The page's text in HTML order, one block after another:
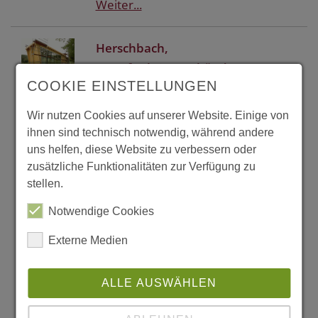
Weiter...
Herschbach,
Sportfunktionsgebäude
Harte Schale, weicher Kern, so in
etwa könnte man das
Sportfunktionsgebäude des SV
Herschbach beschreiben. An dem
Projekt wurden die Kompetenzen
Metall, Keramik. Holz übernimmt
Innenausbaus, Metall, in diesem
Falle Aluminium formt die
wetterfeste Hülle und Keramik,
genauer ein Recyclinggranulat bildet
COOKIE EINSTELLUNGEN
Wir nutzen Cookies auf unserer Website. Einige von
ihnen sind technisch notwendig, während andere
uns helfen, diese Website zu verbessern oder
zusätzliche Funktionalitäten zur Verfügung zu
stellen.
Notwendige Cookies
Externe Medien
ALLE AUSWÄHLEN